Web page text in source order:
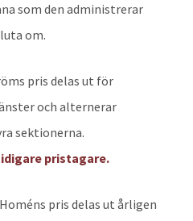
som den administrerar
om.
pris delas ut för
och alternerar
sektionerna.
pristagare.
pris delas ut årligen